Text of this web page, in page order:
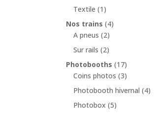
Textile (1)
Nos trains (4)
A pneus (2)
Sur rails (2)
Photobooths (17)
Coins photos (3)
Photobooth hivernal (4)
Photobox (5)